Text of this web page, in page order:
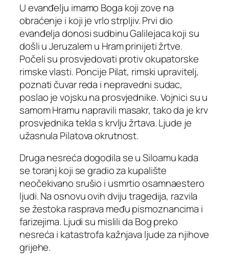
U evanđelju imamo Boga koji zove na
obraćenje i koji je vrlo strpljiv. Prvi dio
evanđelja donosi sudbinu Galilejaca koji su
došli u Jeruzalem u Hram prinijeti žrtve.
Počeli su prosvjedovati protiv okupatorske
rimske vlasti. Poncije Pilat, rimski upravitelj,
poznati čuvar reda i nepravedni sudac,
poslao je vojsku na prosvjednike. Vojnici su u
samom Hramu napravili masakr, tako da je krv
prosvjednika tekla s krvlju žrtava. Ljude je
užasnula Pilatova okrutnost.
Druga nesreća dogodila se u Siloamu kada
se toranj koji se gradio za kupalište
neočekivano srušio i usmrtio osamnaestero
ljudi. Na osnovu ovih dviju tragedija, razvila
se žestoka rasprava među pismoznancima i
farizejima. Ljudi su mislili da Bog preko
nesreća i katastrofa kažnjava ljude za njihove
grijehe.